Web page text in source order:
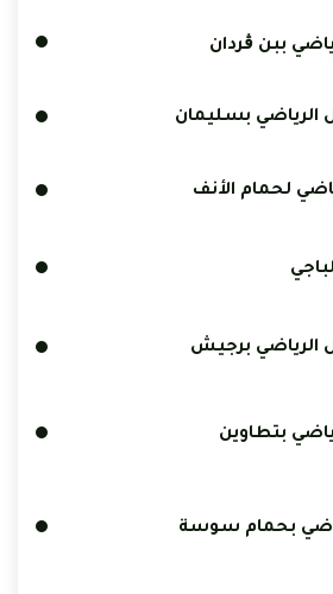
ببن ڨردان
الرياضي بسليمان
لحمام الأنف
الرياضي برجيش
بتطاوين
بحمام سوسة